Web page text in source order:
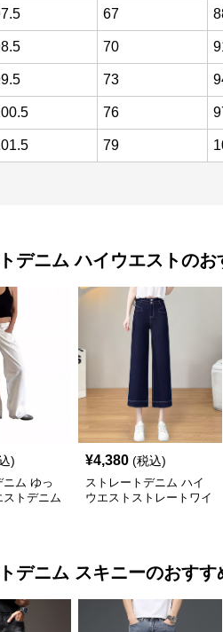
67
70
73
76
79
デニム ハイウエストのお
)
ニム ゆっ
ストデニム
¥4,380 (税込)
ストレートデニム ハイ
ウエストストレートワイ
デニム スキニーのおすす